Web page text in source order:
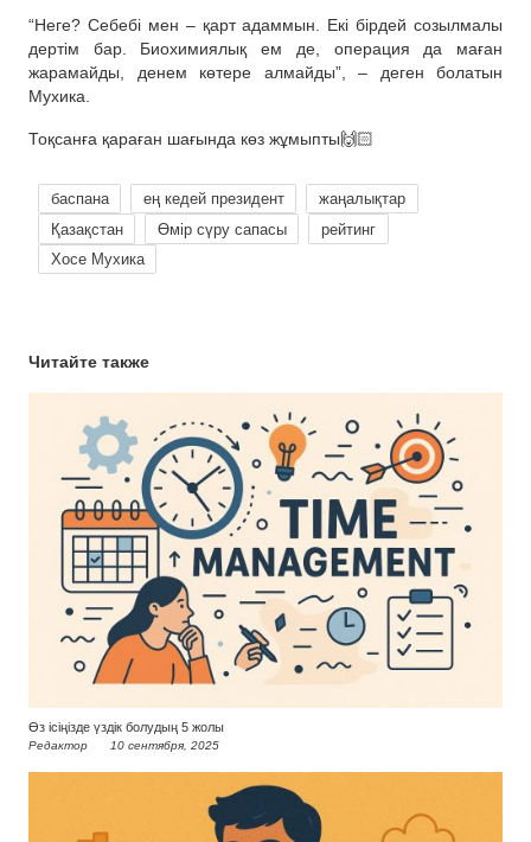
“Неге? Себебі мен – қарт адаммын. Екі бірдей созылмалы
дертім бар. Биохимиялық ем де, операция да маған
жарамайды, денем көтере алмайды”, – деген болатын
Мухика.
Тоқсанға қараған шағында көз жұмыпты🙌🏻
баспана ең кедей президент
жаңалықтар
Қазақстан
Өмір сүру сапасы
рейтинг
Хосе Мухика
Читайте также
Өз ісіңізде үздік болудың 5 жолы
Редактор 10 сентября, 2025